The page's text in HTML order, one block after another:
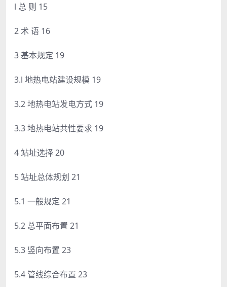
l 总 则 15
2 术 语 16
3 基本规定 19
3.l 地热电站建设规模 19
3.2 地热电站发电方式 19
3.3 地热电站共性要求 19
4 站址选择 20
5 站址总体规划 21
5.1 一般规定 21
5.2 总平面布置 21
5.3 竖向布置 23
5.4 管线综合布置 23